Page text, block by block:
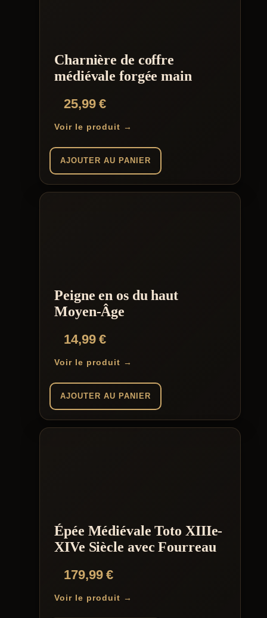
Charnière de coffre
médiévale forgée main
25,99€
Voir le produit →
AJOUTER AU PANIER
Peigne en os du haut
Moyen-Âge
14,99€
Voir le produit →
AJOUTER AU PANIER
Épée Médiévale Toto XIIIe-
XIVe Siècle avec Fourreau
179,99€
Voir le produit →